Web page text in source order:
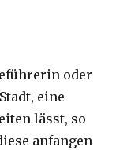
oder
eine
lässt, so
anfangen